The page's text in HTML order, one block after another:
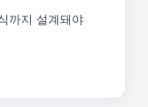
까지 설계돼야